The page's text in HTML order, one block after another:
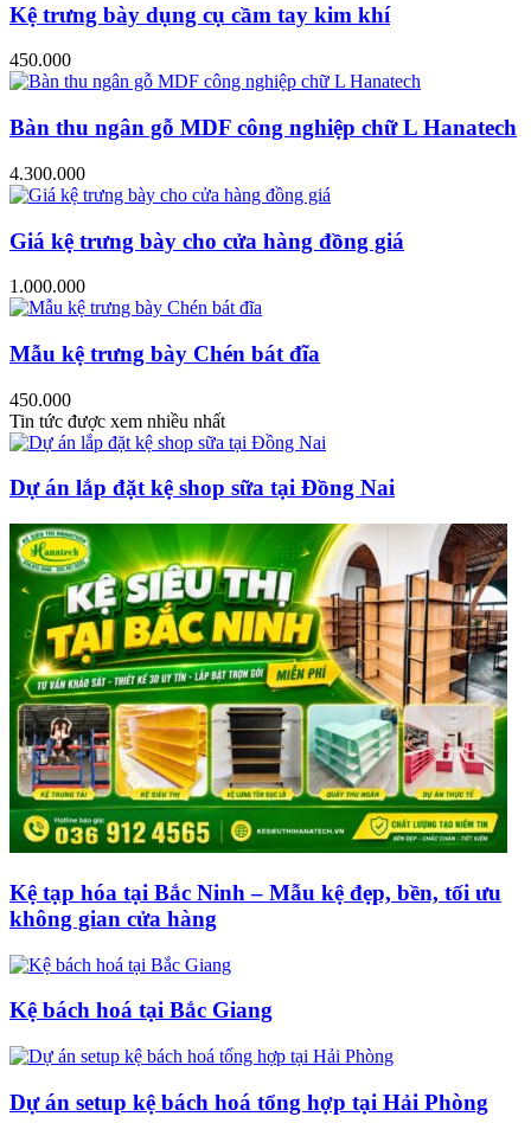
Kệ trưng bày dụng cụ cầm tay kim khí
450.000
Bàn thu ngân gỗ MDF công nghiệp chữ L Hanatech
4.300.000
Giá kệ trưng bày cho cửa hàng đồng giá
1.000.000
Mẫu kệ trưng bày Chén bát đĩa
450.000
Tin tức được xem nhiều nhất
Dự án lắp đặt kệ shop sữa tại Đồng Nai
Kệ tạp hóa tại Bắc Ninh – Mẫu kệ đẹp, bền, tối ưu
không gian cửa hàng
Kệ bách hoá tại Bắc Giang
Dự án setup kệ bách hoá tổng hợp tại Hải Phòng